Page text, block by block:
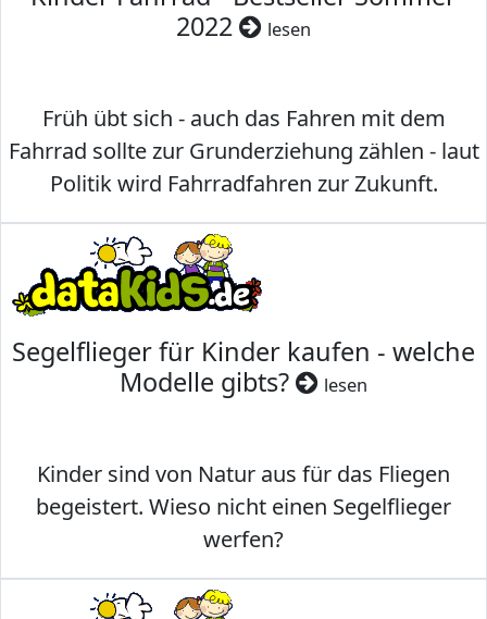
2022
lesen
Früh übt sich - auch das Fahren mit dem
Fahrrad sollte zur Grunderziehung zählen - laut
Politik wird Fahrradfahren zur Zukunft.
Segelflieger für Kinder kaufen - welche
Modelle gibts?
lesen
Kinder sind von Natur aus für das Fliegen
begeistert. Wieso nicht einen Segelflieger
werfen?